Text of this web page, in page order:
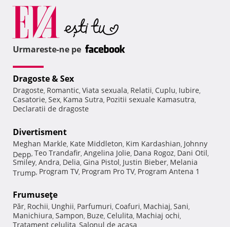
Urmareste-ne pe
Dragoste & Sex
Dragoste, Romantic, Viata sexuala, Relatii, Cuplu, Iubire,
Casatorie, Sex, Kama Sutra, Pozitii sexuale Kamasutra,
Declaratii de dragoste
Divertisment
Meghan Markle, Kate Middleton, Kim Kardashian, Johnny
Depp, Teo Trandafir, Angelina Jolie, Dana Rogoz, Dani Otil,
Smiley, Andra, Delia, Gina Pistol, Justin Bieber, Melania
Trump, Program TV, Program Pro TV, Program Antena 1
Frumuseţe
Păr, Rochii, Unghii, Parfumuri, Coafuri, Machiaj, Sani,
Manichiura, Sampon, Buze, Celulita, Machiaj ochi,
Tratament celulita, Salonul de acasa